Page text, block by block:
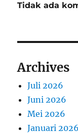
Tidak ada
Archives
Juli 2026
Juni 2026
Mei 2026
Januari 2026